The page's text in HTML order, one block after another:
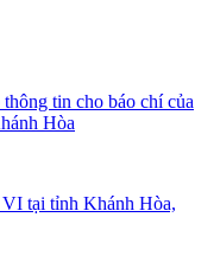
tin cho báo chí của
Hòa
tại tỉnh Khánh Hòa,